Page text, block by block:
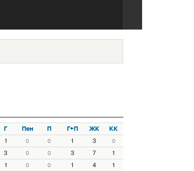
Г Пен П Г+П ЖК
КК
1 0 0 1 3 0
3 0 0 3 7
1
1 0 0 1 4
1